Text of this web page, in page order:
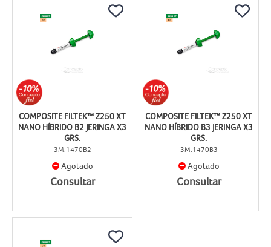
COMPOSITE FILTEK™ Z250 XT
NANO HÍBRIDO B2 JERINGA X3
GRS.
3M.1470B2
Agotado
Consultar
COMPOSITE FILTEK™ Z250 XT
NANO HÍBRIDO B3 JERINGA X3
GRS.
3M.1470B3
Agotado
Consultar